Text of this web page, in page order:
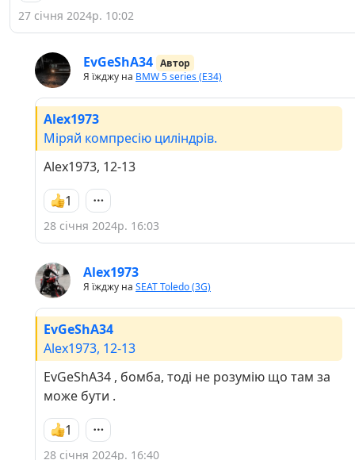
27 січня 2024р. 10:02
EvGeShA34 Автор
Я їжджу на BMW 5 series (E34)
Alex1973
Міряй компресію циліндрів.
Alex1973, 12-13
1
28 січня 2024р. 16:03
Alex1973
Я їжджу на SEAT Toledo (3G)
EvGeShA34
Alex1973, 12-13
EvGeShA34 , бомба, тоді не розумію що там за
може бути .
1
28 січня 2024р. 16:40